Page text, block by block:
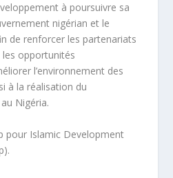
à poursuivre sa
nigérian et le
de renforcer les partenariats
les opportunités
l’environnement des
à la réalisation du
Nigéria.
pour Islamic Development